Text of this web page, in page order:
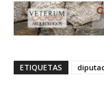
ETIQUETAS